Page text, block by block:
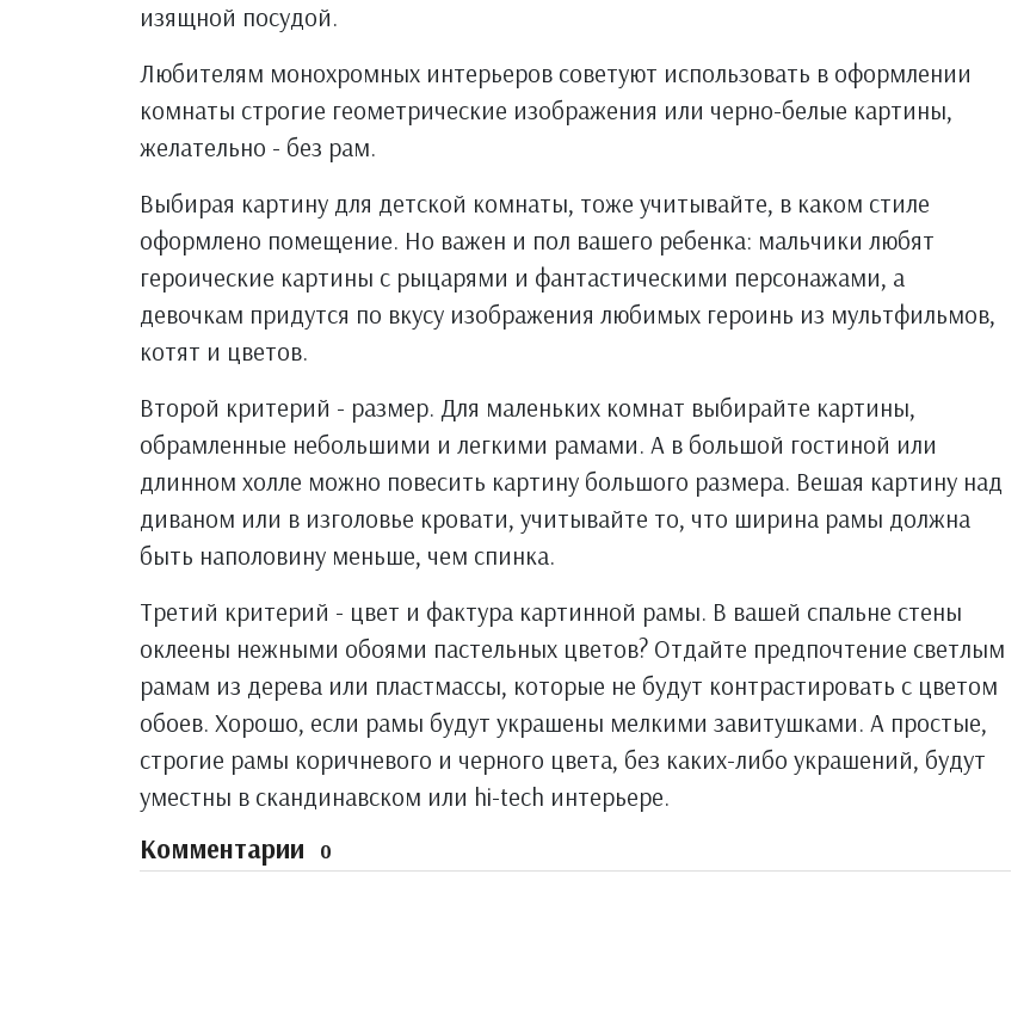
изящной посудой.
Любителям монохромных интерьеров советуют использовать в оформлении
комнаты строгие геометрические изображения или черно-белые картины,
желательно - без рам.
Выбирая картину для детской комнаты, тоже учитывайте, в каком стиле
оформлено помещение. Но важен и пол вашего ребенка: мальчики любят
героические картины с рыцарями и фантастическими персонажами, а
девочкам придутся по вкусу изображения любимых героинь из мультфильмов,
котят и цветов.
Второй критерий - размер. Для маленьких комнат выбирайте картины,
обрамленные небольшими и легкими рамами. А в большой гостиной или
длинном холле можно повесить картину большого размера. Вешая картину над
диваном или в изголовье кровати, учитывайте то, что ширина рамы должна
быть наполовину меньше, чем спинка.
Третий критерий - цвет и фактура картинной рамы. В вашей спальне стены
оклеены нежными обоями пастельных цветов? Отдайте предпочтение светлым
рамам из дерева или пластмассы, которые не будут контрастировать с цветом
обоев. Хорошо, если рамы будут украшены мелкими завитушками. А простые,
строгие рамы коричневого и черного цвета, без каких-либо украшений, будут
уместны в скандинавском или hi-tech интерьере.
Комментарии 0